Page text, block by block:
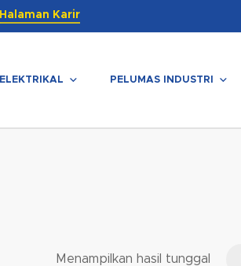
Halaman Karir
ELEKTRIKAL PELUMAS INDUSTRI
Menampilkan hasil tunggal